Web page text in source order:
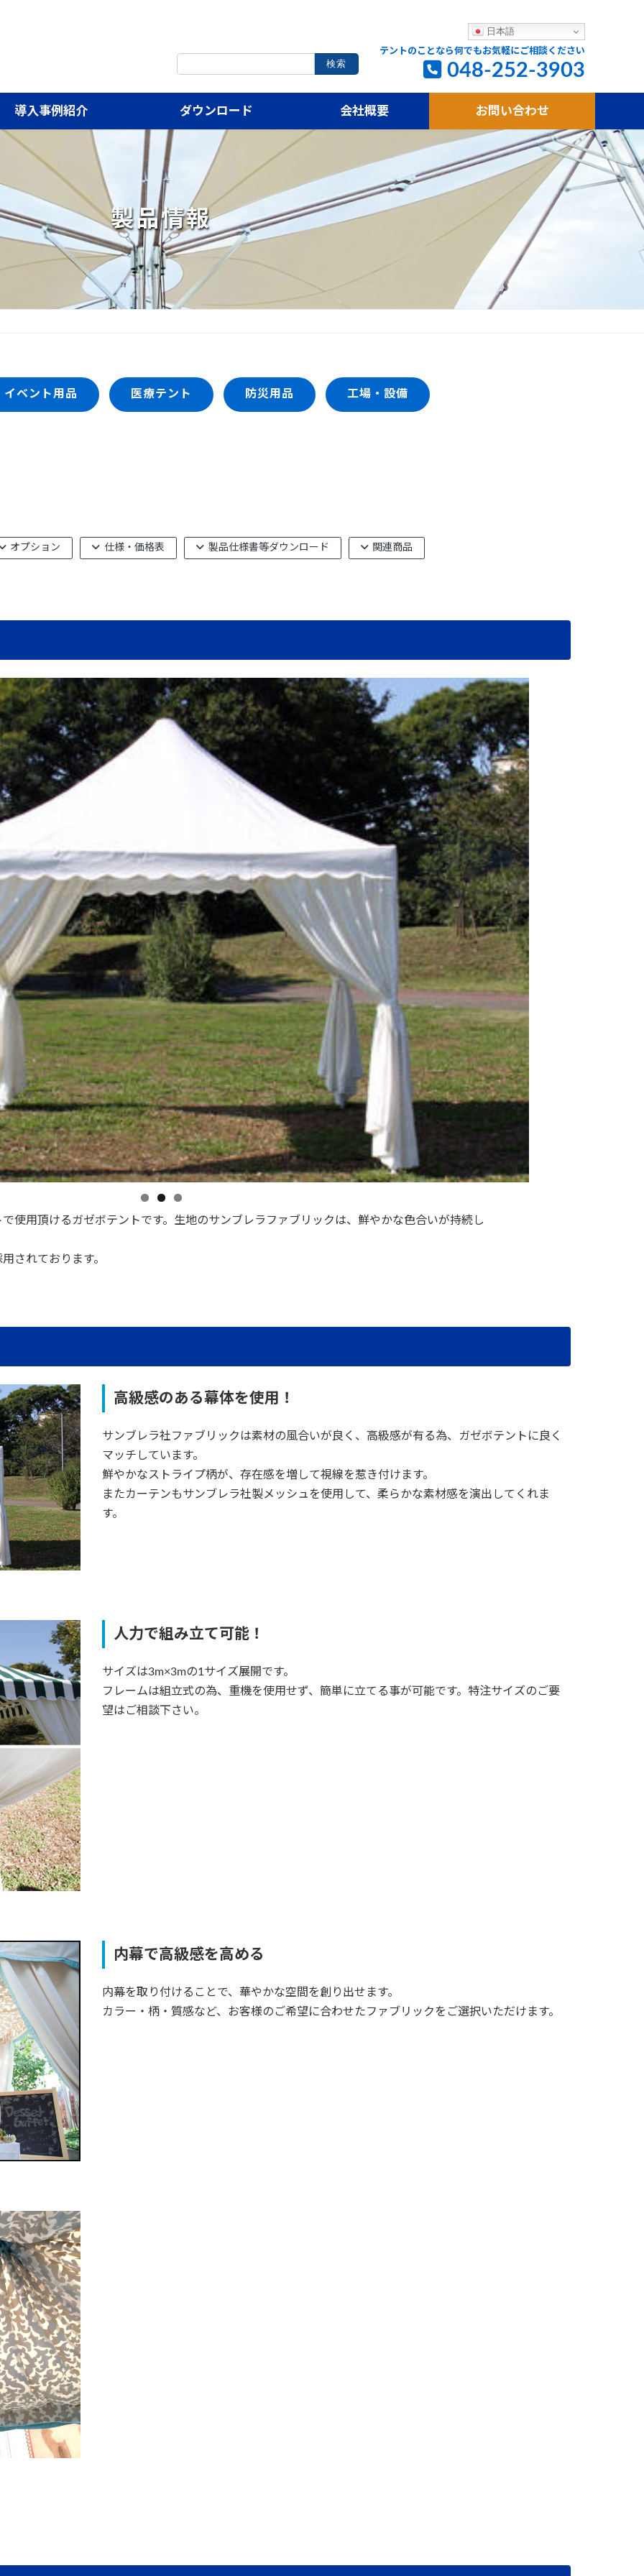
日本語
テントのことなら何でもお気軽にご相談ください
048-252-3903
導入事例紹介 ダウンロード 会社概要 お問い合わせ
製品情報
オプション 仕様・価格表 製品仕様書等ダウンロード 関連商品
使用頂けるガゼボテントです。生地のサンブレラファブリックは、鮮やかな色合いが持続し
されております。
高級感のある幕体を使用！
サンブレラ社ファブリックは素材の風合いが良く、高級感が有る為、ガゼボテントに良く
マッチしています。
鮮やかなストライプ柄が、存在感を増して視線を惹き付けます。
またカーテンもサンブレラ社製メッシュを使用して、柔らかな素材感を演出してくれま
す。
人力で組み立て可能！
サイズは3m×3mの1サイズ展開です。
フレームは組立式の為、重機を使用せず、簡単に立てる事が可能です。特注サイズのご要
望はご相談下さい。
内幕で高級感を高める
内幕を取り付けることで、華やかな空間を創り出せます。
カラー・柄・質感など、お客様のご希望に合わせたファブリックをご選択いただけます。
イベント用品 医療テント 防災用品 工場・設備